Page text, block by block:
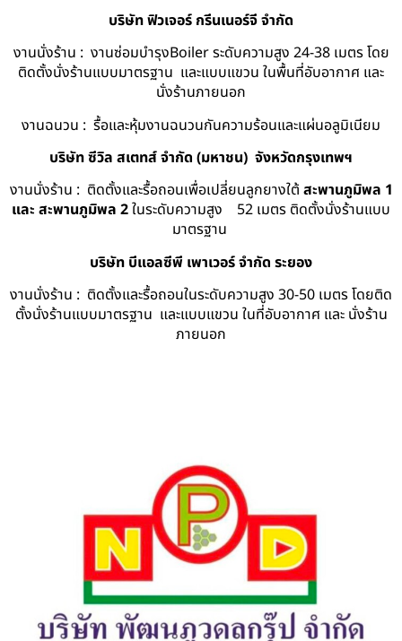
บริษัท ฟิวเจอร์ กรีนเนอร์จี จำกัด
งานนั่งร้าน : งานซ่อมบำรุงBoiler ระดับความสูง 24-38 เมตร โดย
ติดตั้งนั่งร้านแบบมาตรฐาน และแบบแขวน ในพื้นที่อับอากาศ และ
นั่งร้านภายนอก
งานฉนวน : รื้อและหุ้มงานฉนวนกันความร้อนและแผ่นอลูมิเนียม
บริษัท ซีวิล สเตทส์ จำกัด (มหาชน) จังหวัดกรุงเทพฯ
งานนั่งร้าน : ติดตั้งและรื้อถอนเพื่อเปลี่ยนลูกยางใต้ สะพานภูมิพล 1
และ สะพานภูมิพล 2ในระดับความสูง 52 เมตร ติดตั้งนั่งร้านแบบ
มาตรฐาน
บริษัท บีแอลซีพี เพาเวอร์ จำกัด ระยอง
งานนั่งร้าน : ติดตั้งและรื้อถอนในระดับความสูง 30-50 เมตร โดยติด
ตั้งนั่งร้านแบบมาตรฐาน และแบบแขวน ในที่อับอากาศ และ นั่งร้าน
ภายนอก